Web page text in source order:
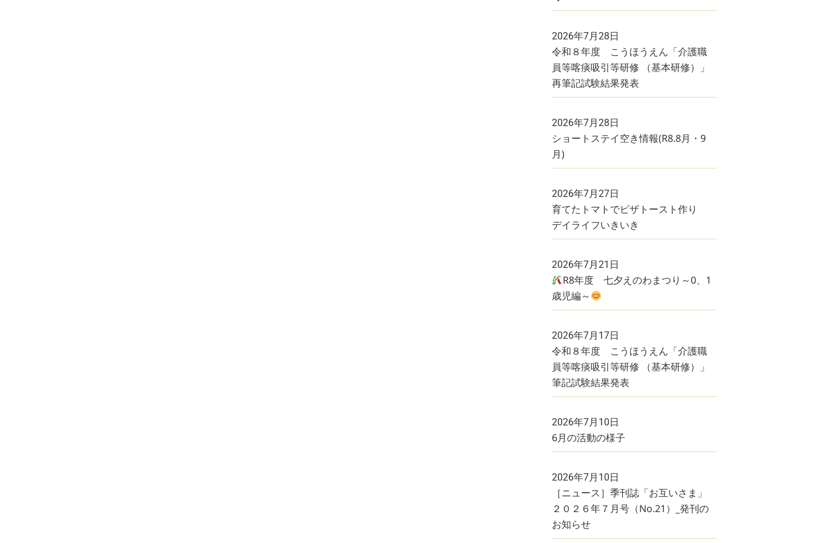
2026年7月28日
令和８年度 こうほうえん「介護職
員等喀痰吸引等研修 （基本研修）」
再筆記試験結果発表
2026年7月28日
ショートステイ空き情報(R8.8月・9
月)
2026年7月27日
育てたトマトでピザトースト作り
デイライフいきいき
2026年7月21日
R8年度 七夕えのわまつり～0、1
歳児編～
2026年7月17日
令和８年度 こうほうえん「介護職
員等喀痰吸引等研修 （基本研修）」
筆記試験結果発表
2026年7月10日
6月の活動の様子
2026年7月10日
［ニュース］季刊誌「お互いさま」
２０２６年７月号（No.21）_発刊の
お知らせ